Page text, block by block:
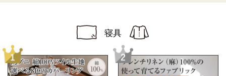
寝具